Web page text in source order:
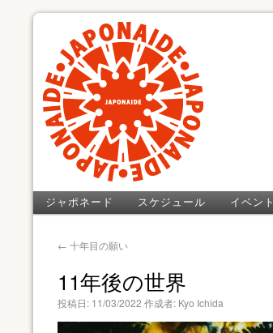
ジャポネード スケジュール イベン
← 十年目の願い
11年後の世界
投稿日: 11/03/2022 作成者: Kyo Ichida